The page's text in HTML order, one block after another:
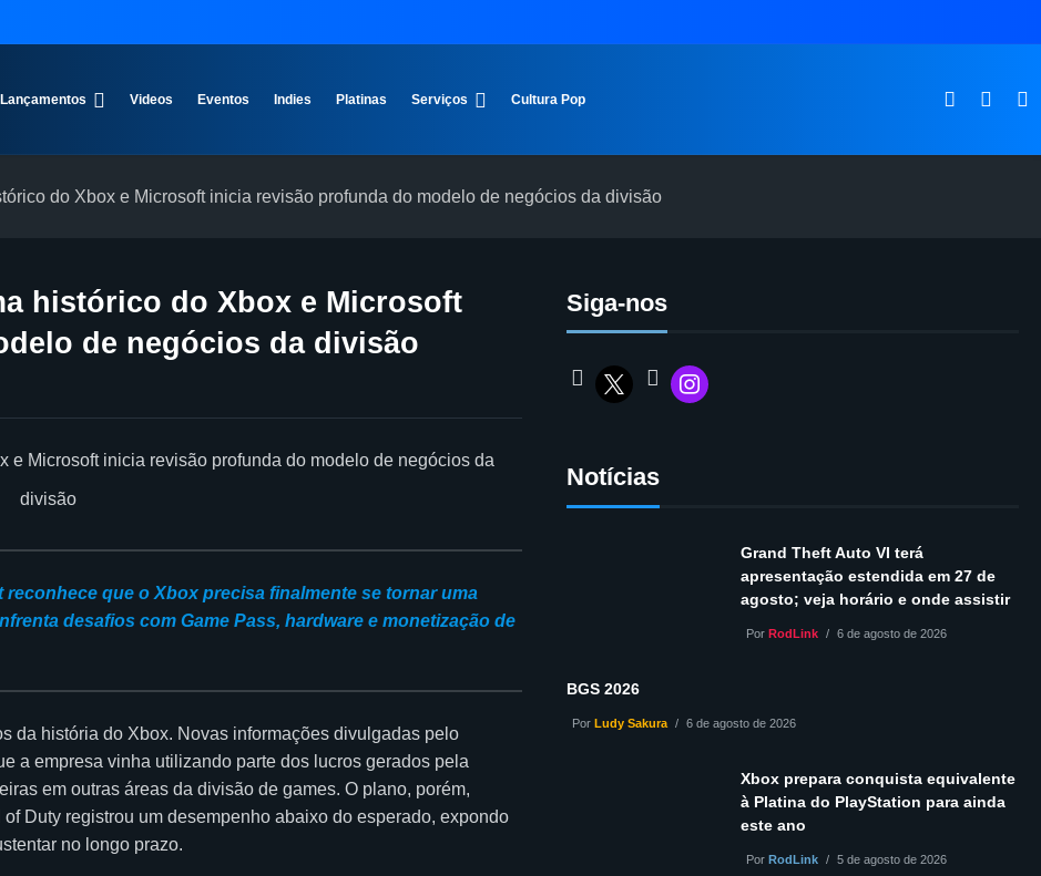
Lançamentos Videos Eventos Indies Platinas Serviços Cultura Pop
do Xbox e Microsoft inicia revisão profunda do modelo de negócios da divisão
histórico do Xbox e Microsoft
de negócios da divisão
que o Xbox precisa finalmente se tornar uma
desafios com Game Pass, hardware e monetização de
da história do Xbox. Novas informações divulgadas pelo
a empresa vinha utilizando parte dos lucros gerados pela
em outras áreas da divisão de games. O plano, porém,
Duty registrou um desempenho abaixo do esperado, expondo
no longo prazo.
Siga-nos
Notícias
Grand Theft Auto VI terá
apresentação estendida em 27 de
agosto; veja horário e onde assistir
Por RodLink 6 de agosto de 2026
BGS 2026
PorLudy Sakura 6 de agosto de 2026
Xbox prepara conquista equivalente
à Platina do PlayStation para ainda
este ano
Por RodLink 5 de agosto de 2026